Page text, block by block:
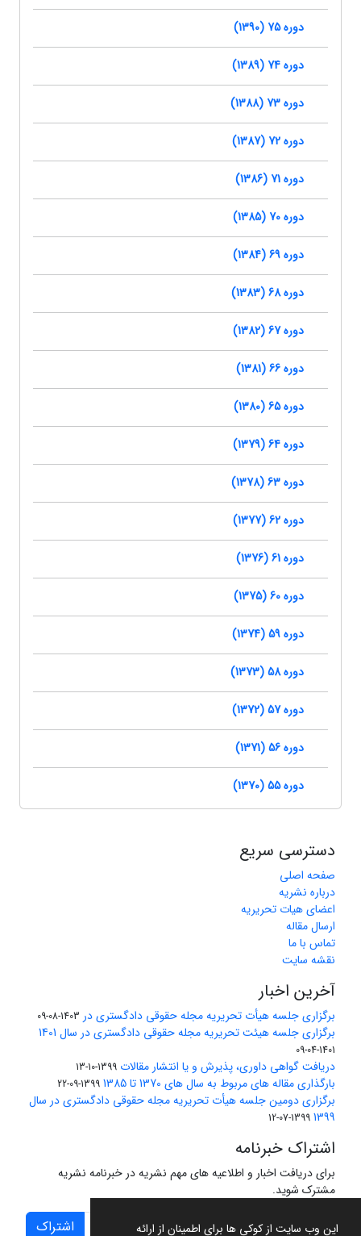
این وب سایت از کوکی ها برای اطمینان از ارائه
دوره 75 (1390)
دوره 74 (1389)
دوره 73 (1388)
دوره 72 (1387)
دوره 71 (1386)
دوره 70 (1385)
دوره 69 (1384)
دوره 68 (1383)
دوره 67 (1382)
دوره 66 (1381)
دوره 65 (1380)
دوره 64 (1379)
دوره 63 (1378)
دوره 62 (1377)
دوره 61 (1376)
دوره 60 (1375)
دوره 59 (1374)
دوره 58 (1373)
دوره 57 (1372)
دوره 56 (1371)
دوره 55 (1370)
دسترسی سریع
صفحه اصلی
درباره نشریه
اعضای هیات تحریریه
ارسال مقاله
تماس با ما
نقشه سایت
آخرین اخبار
برگزاری جلسه هیأت تحریریه مجله حقوقی دادگستری در 1403-08-09
برگزاری جلسه هیئت تحریریه مجله حقوقی دادگستری در سال 1401
1401-04-09
دریافت گواهی داوری، پذیرش و یا انتشار مقالات 1399-10-13
بارگذاری مقاله های مربوط به سال های 1370 تا 1385 1399-09-22
برگزاری دومین جلسه هیأت تحریریه مجله حقوقی دادگستری در سال
1399
1399-07-12
اشتراک خبرنامه
برای دریافت اخبار و اطلاعیه های مهم نشریه در خبرنامه نشریه
مشترک شوید.
اشتراک